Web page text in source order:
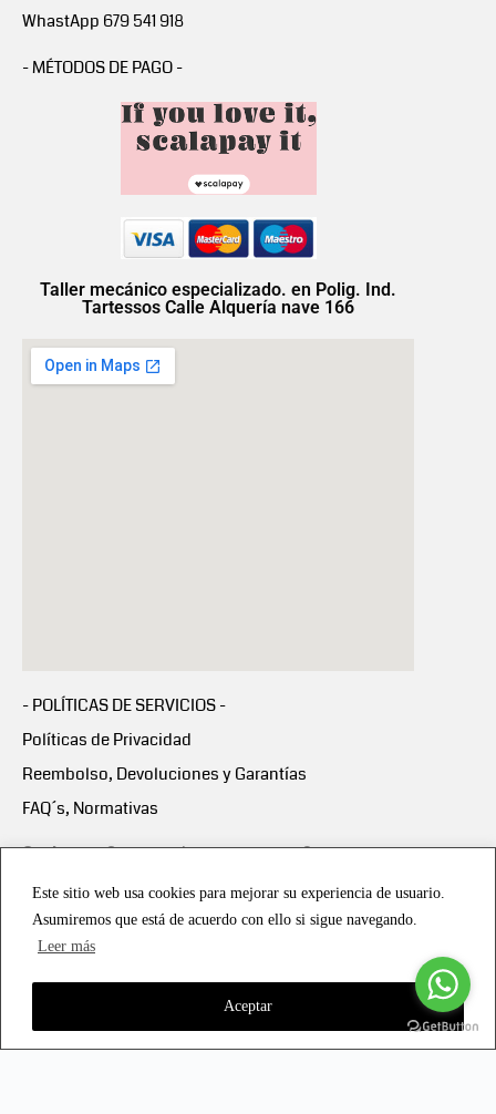
Este sitio web usa cookies para mejorar su experiencia de usuario.
Asumiremos que está de acuerdo con ello si sigue navegando.
Leer más
Aceptar
WhastApp 679 541 918
- MÉTODOS DE PAGO -
Taller mecánico especializado. en Polig. Ind.
Tartessos Calle Alquería nave 166
- POLÍTICAS DE SERVICIOS -
Políticas de Privacidad
Reembolso, Devoluciones y Garantías
FAQ´s, Normativas
Scalapay:Compra ahora y paga en 3 cuotas
Scalapay Política Privacidad
Copyright © 2021 all rights reserved - Vialmotor